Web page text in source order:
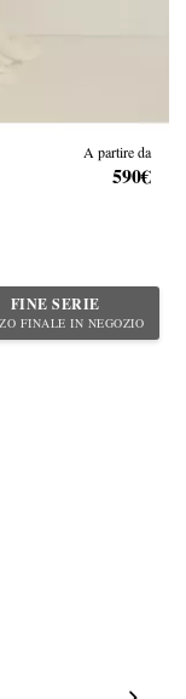
A partire da
590€
FINE SERIE
FINALE IN NEGOZIO